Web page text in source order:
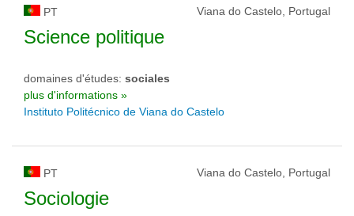
PT Viana do Castelo, Portugal
Science politique
domaines d'études: sociales
plus d'informations »
Instituto Politécnico de Viana do Castelo
PT Viana do Castelo, Portugal
Sociologie